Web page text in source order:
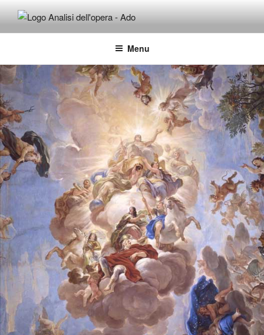
contenutoADO ANALISI DELL'OPERA
Osservare le opere d'arte per capirle e imparare ad amarle
Menu